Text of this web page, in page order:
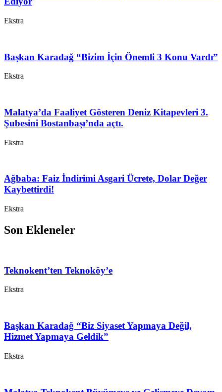
Ekstra
Başkan Karadağ “Bizim İçin Önemli 3 Konu Vardı”
Ekstra
Malatya’da Faaliyet Gösteren Deniz Kitapevleri 3.
Şubesini Bostanbaşı’nda açtı.
Ekstra
Ağbaba: Faiz İndirimi Asgari Ücrete, Dolar Değer
Kaybettirdi!
Ekstra
Son Ekleneler
Teknokent’ten Teknoköy’e
Ekstra
Başkan Karadağ “Biz Siyaset Yapmaya Değil,
Hizmet Yapmaya Geldik”
Ekstra